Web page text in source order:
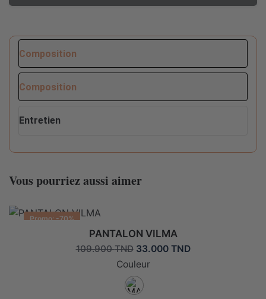
Composition
Composition
Entretien
Composition 100RYLIQUE
Lavable en machine max 30°C fragile
Vous pourriez aussi aimer
Promo: -70%
PANTALON VILMA
109.900TND Le
prix
initial
était :
33.000 TNDLe
Couleur